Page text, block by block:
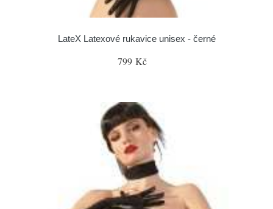
LateX Latexové rukavice unisex - černé
799 Kč